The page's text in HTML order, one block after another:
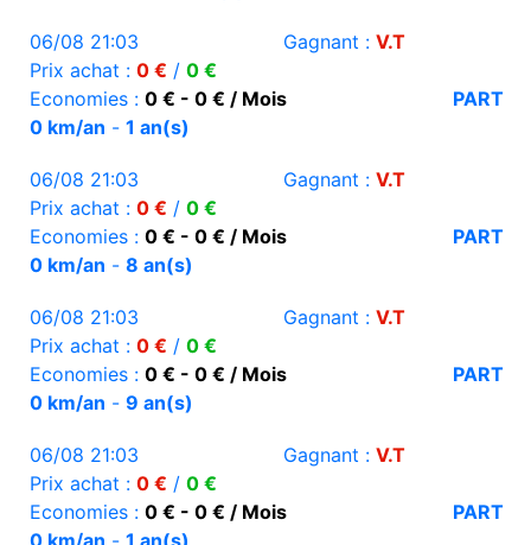
06/08 21:03 Gagnant : V.T
Prix achat : 0 € / 0 €
Economies : 0 € - 0 € / Mois
PART
0 km/an - 1 an(s)
06/08 21:03 Gagnant : V.T
Prix achat : 0 € / 0 €
Economies : 0 € - 0 € / Mois
PART
0 km/an - 8 an(s)
06/08 21:03 Gagnant : V.T
Prix achat : 0 € / 0 €
Economies : 0 € - 0 € / Mois
PART
0 km/an - 9 an(s)
06/08 21:03 Gagnant : V.T
Prix achat : 0 € / 0 €
Economies : 0 € - 0 € / Mois
PART